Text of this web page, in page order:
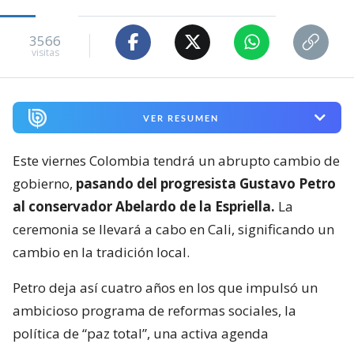
3566
visitas
VER RESUMEN
Este viernes Colombia tendrá un abrupto cambio de
gobierno, pasando del progresista Gustavo Petro
al conservador Abelardo de la Espriella. La
ceremonia se llevará a cabo en Cali, significando un
cambio en la tradición local.
Petro deja así cuatro años en los que impulsó un
ambicioso programa de reformas sociales, la
política de “paz total”, una activa agenda